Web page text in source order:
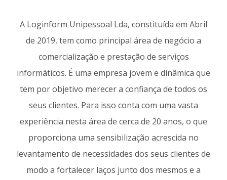
A Loginform Unipessoal Lda, constituída em Abril
de 2019, tem como principal área de negócio a
comercialização e prestação de serviços
informáticos. É uma empresa jovem e dinâmica que
tem por objetivo merecer a confiança de todos os
seus clientes. Para isso conta com uma vasta
experiência nesta área de cerca de 20 anos, o que
proporciona uma sensibilização acrescida no
levantamento de necessidades dos seus clientes de
modo a fortalecer laços junto dos mesmos e a